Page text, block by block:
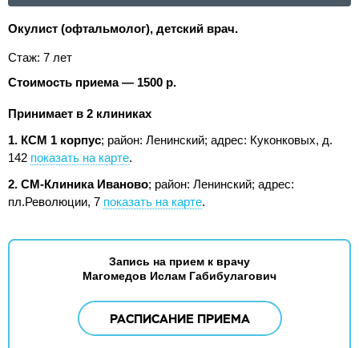
Окулист (офтальмолог), детский врач.
Стаж: 7 лет
Стоимость приема — 1500 р.
Принимает в 2 клиниках
1. КСМ 1 корпус; район: Ленинский; адрес: Куконковых, д.
142 показать на карте.
2. СМ-Клиника Иваново; район: Ленинский; адрес:
пл.Революции, 7 показать на карте.
Запись на прием к врачу
Магомедов Ислам Габибулагович
РАСПИСАНИЕ ПРИЕМА